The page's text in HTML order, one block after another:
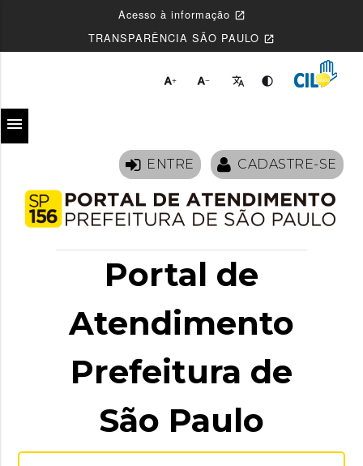
Acesso à informação open_in_new
TRANSPARÊNCIA SÃO PAULO open_in_new
   
menu
ENTRE CADASTRE-SE
Portal de
Atendimento
Prefeitura de
São Paulo